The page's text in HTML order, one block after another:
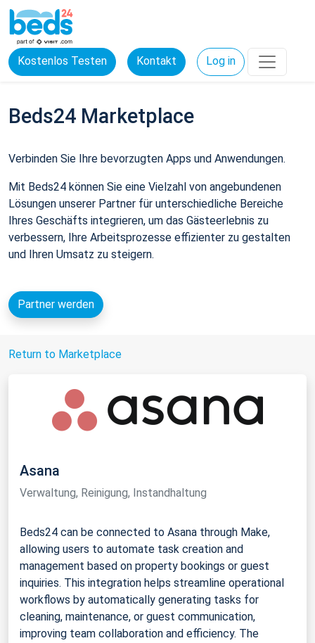
Kostenlos Testen Kontakt Log in
Beds24 Marketplace
Verbinden Sie Ihre bevorzugten Apps und Anwendungen.
Mit Beds24 können Sie eine Vielzahl von angebundenen
Lösungen unserer Partner für unterschiedliche Bereiche
Ihres Geschäfts integrieren, um das Gästeerlebnis zu
verbessern, Ihre Arbeitsprozesse effizienter zu gestalten
und Ihren Umsatz zu steigern.
Partner werden
Return to Marketplace
Asana
Verwaltung, Reinigung, Instandhaltung
Beds24 can be connected to Asana through Make,
allowing users to automate task creation and
management based on property bookings or guest
inquiries. This integration helps streamline operational
workflows by automatically generating tasks for
cleaning, maintenance, or guest communication,
improving team collaboration and efficiency. The